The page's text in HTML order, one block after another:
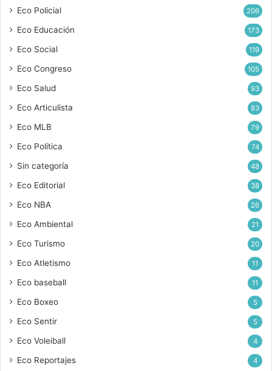
Eco Policial 206
Eco Educación 173
Eco Social 119
Eco Congreso 105
Eco Salud 93
Eco Articulista 83
Eco MLB 79
Eco Política 74
Sin categoría 48
Eco Editorial 38
Eco NBA 26
Eco Ambiental 21
Eco Turismo 20
Eco Atletismo 11
Eco baseball 11
Eco Boxeo 5
Eco Sentir 5
Eco Voleiball 4
Eco Reportajes 4